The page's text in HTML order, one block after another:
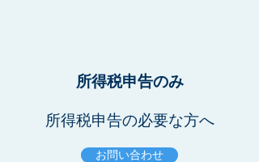
所得税申告のみ
所得税申告の必要な方へ
お問い合わせ